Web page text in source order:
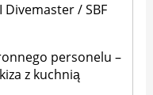
/ SBF
personelu –
z kuchnią